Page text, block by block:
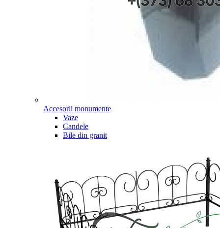
Accesorii monumente
Vaze
Candele
Bile din granit